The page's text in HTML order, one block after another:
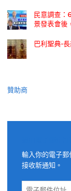
民意調查：
景發表會後
巴利聖典-
贊助商
輸入你的電子
接收新通知。
電